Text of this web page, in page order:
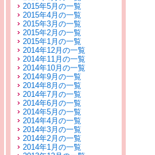
2015年5月の一覧
2015年4月の一覧
2015年3月の一覧
2015年2月の一覧
2015年1月の一覧
2014年12月の一覧
2014年11月の一覧
2014年10月の一覧
2014年9月の一覧
2014年8月の一覧
2014年7月の一覧
2014年6月の一覧
2014年5月の一覧
2014年4月の一覧
2014年3月の一覧
2014年2月の一覧
2014年1月の一覧